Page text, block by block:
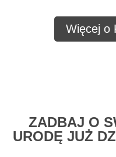
Więcej o
ZADBAJ O
URODĘ JUŻ